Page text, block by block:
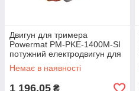
Двигун для тримера
Powermat PM-PKE-1400M-SI
потужний електродвигун для
коси
Немає в наявності
1 196,05 ₴